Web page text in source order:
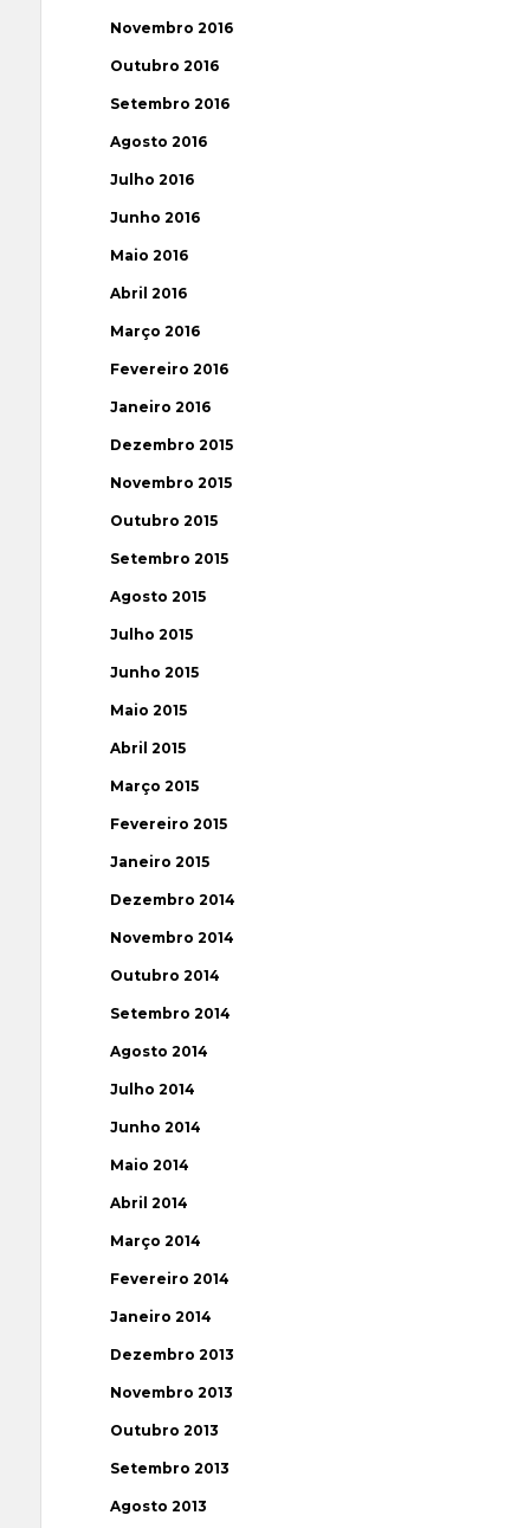
Novembro 2016
Outubro 2016
Setembro 2016
Agosto 2016
Julho 2016
Junho 2016
Maio 2016
Abril 2016
Março 2016
Fevereiro 2016
Janeiro 2016
Dezembro 2015
Novembro 2015
Outubro 2015
Setembro 2015
Agosto 2015
Julho 2015
Junho 2015
Maio 2015
Abril 2015
Março 2015
Fevereiro 2015
Janeiro 2015
Dezembro 2014
Novembro 2014
Outubro 2014
Setembro 2014
Agosto 2014
Julho 2014
Junho 2014
Maio 2014
Abril 2014
Março 2014
Fevereiro 2014
Janeiro 2014
Dezembro 2013
Novembro 2013
Outubro 2013
Setembro 2013
Agosto 2013